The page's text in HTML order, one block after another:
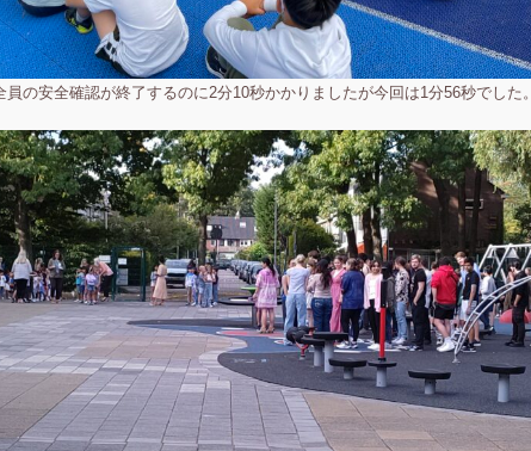
の安全確認が終了するのに2分10秒かかりましたが今回は1分56秒でした。